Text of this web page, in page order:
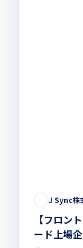
J Sync株
【フロン
ード上場